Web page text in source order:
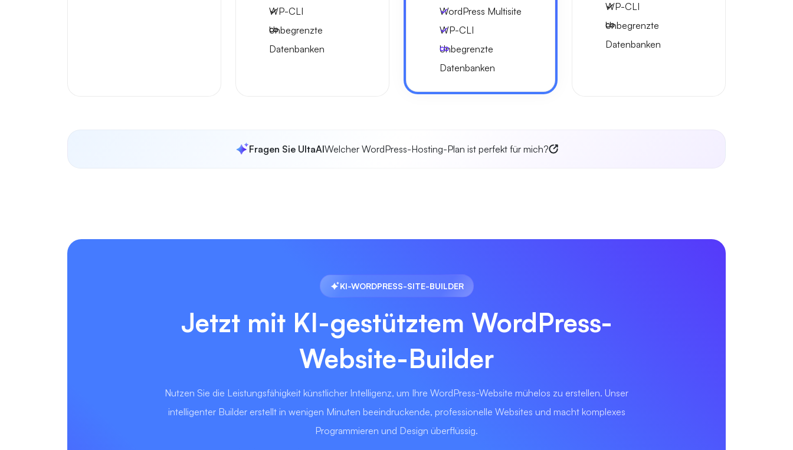
WP-CLI
Unbegrenzte
Datenbanken
WordPress Multisite
WP-CLI
Unbegrenzte
Datenbanken
WP-CLI
Unbegrenzte
Datenbanken
Fragen Sie UltaAIWelcher WordPress-Hosting-Plan ist perfekt für mich?
KI-WORDPRESS-SITE-BUILDER
Jetzt mit KI-gestütztem WordPress-
Website-Builder
Nutzen Sie die Leistungsfähigkeit künstlicher Intelligenz, um Ihre WordPress-Website mühelos zu erstellen. Unser
intelligenter Builder erstellt in wenigen Minuten beeindruckende, professionelle Websites und macht komplexes
Programmieren und Design überflüssig.